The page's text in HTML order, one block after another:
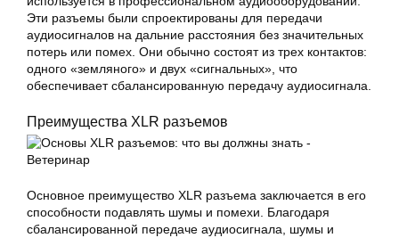
Эти разъемы были спроектированы для передачи
аудиосигналов на дальние расстояния без значительных
потерь или помех. Они обычно состоят из трех контактов:
одного «земляного» и двух «сигнальных», что
обеспечивает сбалансированную передачу аудиосигнала.
Преимущества XLR разъемов
Основное преимущество XLR разъема заключается в его
способности подавлять шумы и помехи. Благодаря
сбалансированной передаче аудиосигнала, шумы и